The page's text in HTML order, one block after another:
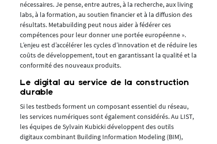
nécessaires. Je pense, entre autres, à la recherche, aux living
labs, à la formation, au soutien financier et à la diffusion des
résultats. Metabuilding peut nous aider à fédérer ces
compétences pour leur donner une portée européenne ».
L’enjeu est d’accélérer les cycles d’innovation et de réduire les
coûts de développement, tout en garantissant la qualité et la
conformité des nouveaux produits.
Le digital au service de la construction
durable
Si les testbeds forment un composant essentiel du réseau,
les services numériques sont également considérés. Au LIST,
les équipes de Sylvain Kubicki développent des outils
digitaux combinant Building Information Modeling (BIM),